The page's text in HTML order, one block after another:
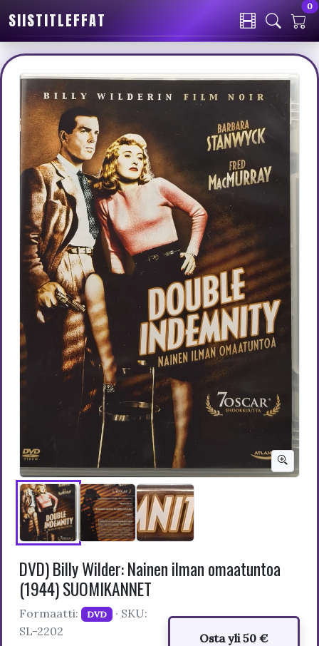
SIISTITLEFFAT
0
DVD) Billy Wilder: Nainen ilman omaatuntoa
(1944) SUOMIKANNET
Formaatti: DVD · SKU:
SL-2202
Osta yli 50 €